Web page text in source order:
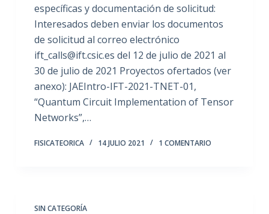
específicas y documentación de solicitud:
Interesados deben enviar los documentos
de solicitud al correo electrónico
ift_calls@ift.csic.es del 12 de julio de 2021 al
30 de julio de 2021 Proyectos ofertados (ver
anexo): JAEIntro-IFT-2021-TNET-01,
“Quantum Circuit Implementation of Tensor
Networks”,…
FISICATEORICA 14 JULIO 2021 1 COMENTARIO
SIN CATEGORÍA